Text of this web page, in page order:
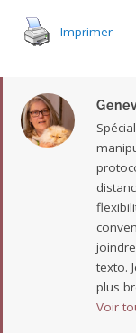
Imprimer
texto.
plus
Voir